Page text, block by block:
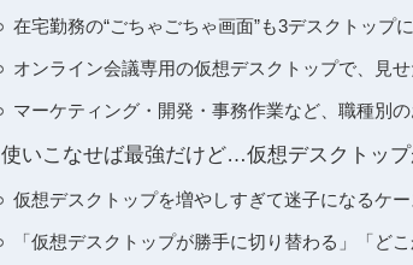
在宅勤務の“ごちゃごちゃ画面”も3デスクトップ
オンライン会議専用の仮想デスクトップで、見
マーケティング・開発・事務作業など、職種別
使いこなせば最強だけど…仮想デスクトッ
仮想デスクトップを増やしすぎて迷子になるケ
「仮想デスクトップが勝手に切り替わる」「ど